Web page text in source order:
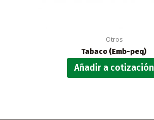
Otros
Tabaco (Emb-peq)
Añadir a cotización